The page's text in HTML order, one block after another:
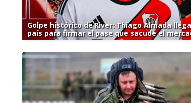
Golpe histórico de River: Thiago Almada
país para firmar el pase que sacude el